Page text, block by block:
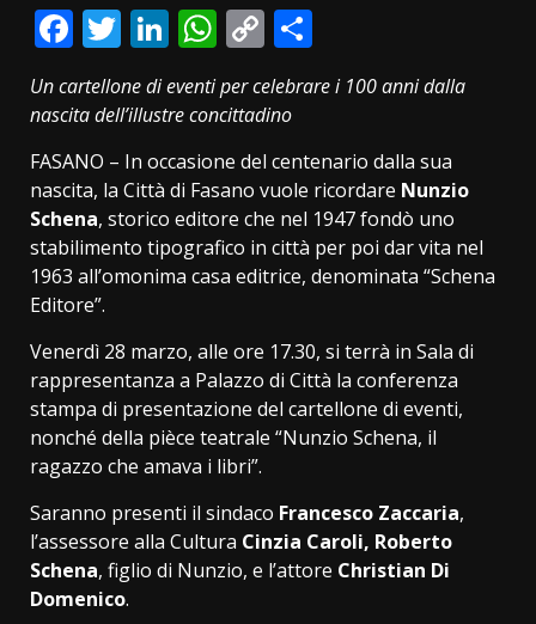
Facebook
Twitter
LinkedIn
WhatsApp
Copy
Link
Un cartellone di eventi per celebrare i 100 anni dalla
nascita dell’illustre concittadino
FASANO – In occasione del centenario dalla sua
nascita, la Città di Fasano vuole ricordare Nunzio
Schena, storico editore che nel 1947 fondò uno
stabilimento tipografico in città per poi dar vita nel
1963 all’omonima casa editrice, denominata “Schena
Editore”.
Venerdì 28 marzo, alle ore 17.30, si terrà in Sala di
rappresentanza a Palazzo di Città la conferenza
stampa di presentazione del cartellone di eventi,
nonché della pièce teatrale “Nunzio Schena, il
ragazzo che amava i libri”.
Saranno presenti il sindaco Francesco Zaccaria,
l’assessore alla Cultura Cinzia Caroli, Roberto
Schena, figlio di Nunzio, e l’attore Christian Di
Domenico.